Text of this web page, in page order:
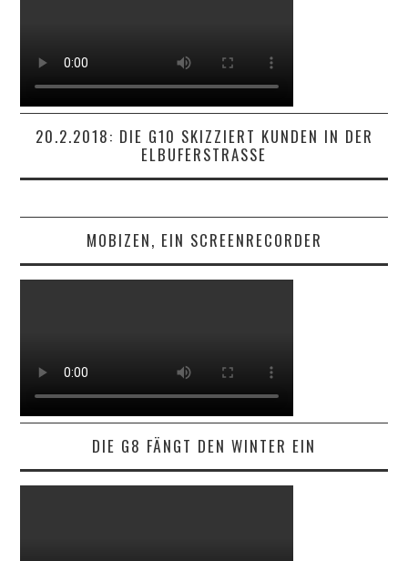
20.2.2018: DIE G10 SKIZZIERT KUNDEN IN DER
ELBUFERSTRASSE
MOBIZEN, EIN SCREENRECORDER
DIE G8 FÄNGT DEN WINTER EIN